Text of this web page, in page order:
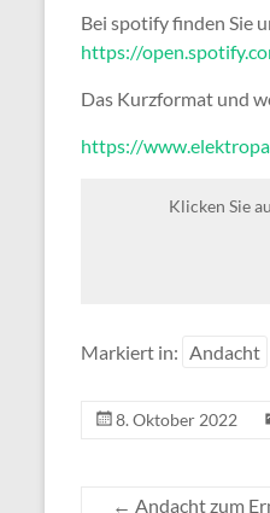
Bei spotify finden Sie
https://
Das Kurzformat und
https://
Klicken Sie
Markiert in: Andacht
8. Oktober 2022
← Andacht zum